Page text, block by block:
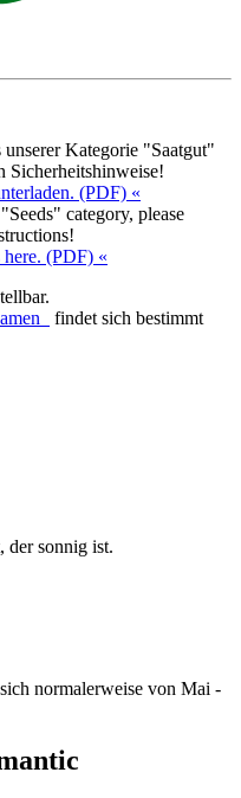
Kategorie "Saatgut"
Sicherheitshinweise!
(PDF) «
category, please
(PDF) «
findet sich bestimmt
der sonnig ist.
normalerweise von Mai -